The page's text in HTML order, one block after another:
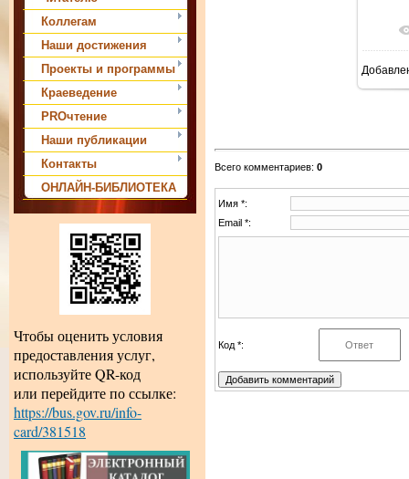
Коллегам
Наши достижения
Проекты и программы
Краеведение
PROчтение
Наши публикации
Контакты
ОНЛАЙН-БИБЛИОТЕКА
Чтобы оценить условия
предоставления услуг,
используйте QR-код
или перейдите по ссылке:
https://bus.gov.ru/info-
card/381518
Всего комментариев: 0
Имя *:
Email *:
Код *: